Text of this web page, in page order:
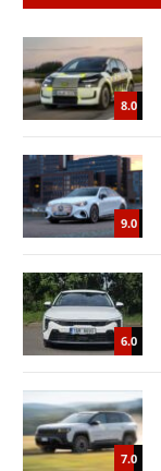
8.0
9.0
6.0
7.0